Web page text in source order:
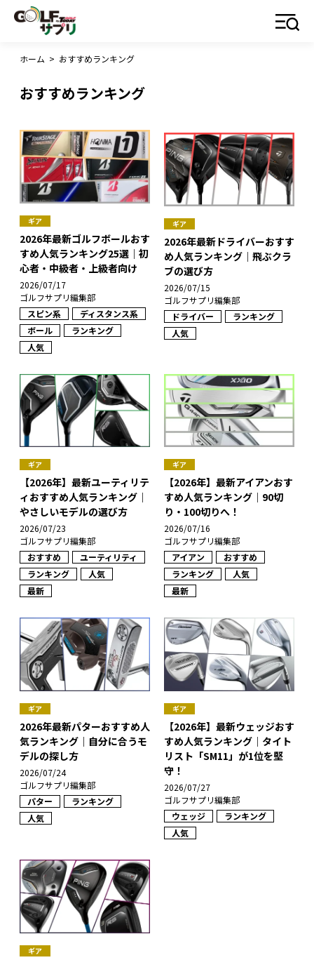
ホーム > おすすめランキング
おすすめランキング
ギア
2026年最新ゴルフボールおす
すめ人気ランキング25選｜初
心者・中級者・上級者向け
2026/07/17
ゴルフサプリ編集部
スピン系
ディスタンス系
ボール
ランキング
人気
ギア
2026年最新ドライバーおすす
め人気ランキング｜飛ぶクラ
ブの選び方
2026/07/15
ゴルフサプリ編集部
ドライバー
ランキング
人気
ギア
【2026年】最新ユーティリテ
ィおすすめ人気ランキング｜
やさしいモデルの選び方
2026/07/23
ゴルフサプリ編集部
おすすめ
ユーティリティ
ランキング
人気
最新
ギア
【2026年】最新アイアンおす
すめ人気ランキング｜90切
り・100切りへ！
2026/07/16
ゴルフサプリ編集部
アイアン
おすすめ
ランキング
人気
最新
ギア
2026年最新パターおすすめ人
気ランキング｜自分に合うモ
デルの探し方
2026/07/24
ゴルフサプリ編集部
パター
ランキング
人気
ギア
【2026年】最新ウェッジおす
すめ人気ランキング｜タイト
リスト「SM11」が1位を堅
守！
2026/07/27
ゴルフサプリ編集部
ウェッジ
ランキング
人気
ギア